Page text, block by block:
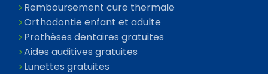
Remboursement cure thermale
Orthodontie enfant et adulte
Prothèses dentaires gratuites
Aides auditives gratuites
Lunettes gratuites